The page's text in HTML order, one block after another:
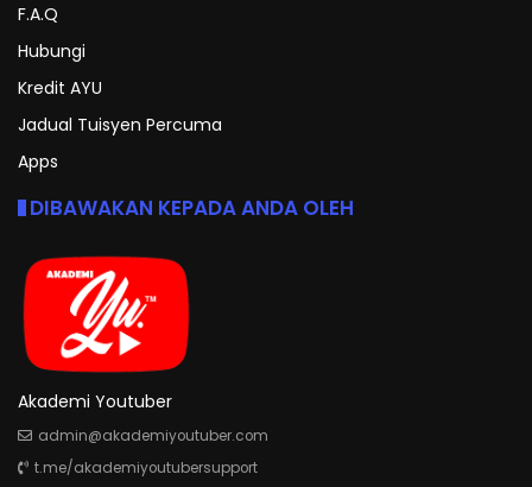
F.A.Q
Hubungi
Kredit AYU
Jadual Tuisyen Percuma
Apps
DIBAWAKAN KEPADA ANDA OLEH
Akademi Youtuber
admin@akademiyoutuber.com
t.me/akademiyoutubersupport